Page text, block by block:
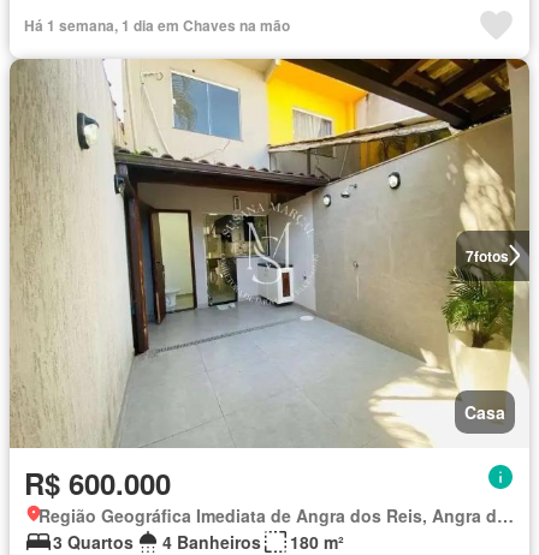
Há 1 semana, 1 dia em Chaves na mão
7fotos
Casa
R$ 600.000
Região Geográfica Imediata de Angra dos Reis, Angra dos Reis
3 Quartos
4 Banheiros
180 m²